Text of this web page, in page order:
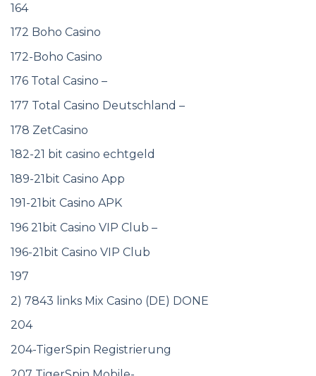
164
172 Boho Casino
172-Boho Casino
176 Total Casino –
177 Total Casino Deutschland –
178 ZetCasino
182-21 bit casino echtgeld
189-21bit Casino App
191-21bit Casino APK
196 21bit Casino VIP Club –
196-21bit Casino VIP Club
197
2) 7843 links Mix Casino (DE) DONE
204
204-TigerSpin Registrierung